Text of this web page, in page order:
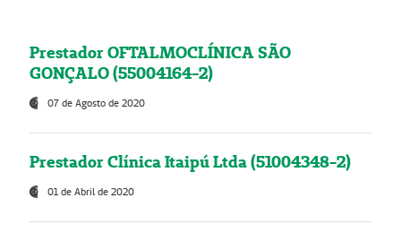
Prestador OFTALMOCLÍNICA SÃO
GONÇALO (55004164-2)
07 de Agosto de 2020
Prestador Clínica Itaipú Ltda (51004348-2)
01 de Abril de 2020